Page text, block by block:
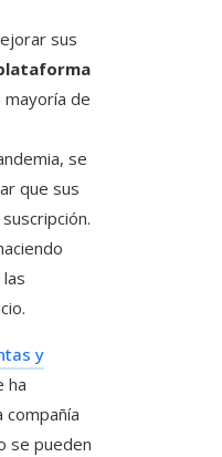
sus
mayoría de
se
que sus
y
ha
se pueden